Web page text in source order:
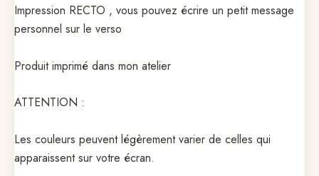
Impression RECTO , vous pouvez écrire un petit message
personnel sur le verso
Produit imprimé dans mon atelier
ATTENTION :
Les couleurs peuvent légèrement varier de celles qui
apparaissent sur votre écran.